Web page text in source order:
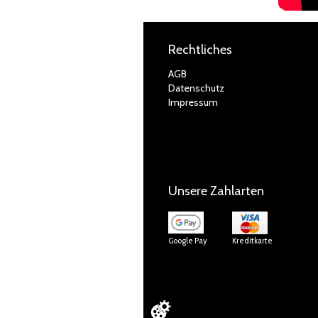
Rechtliches
AGB
Datenschutz
Impressum
Unsere Zahlarten
Google Pay Kreditkarte